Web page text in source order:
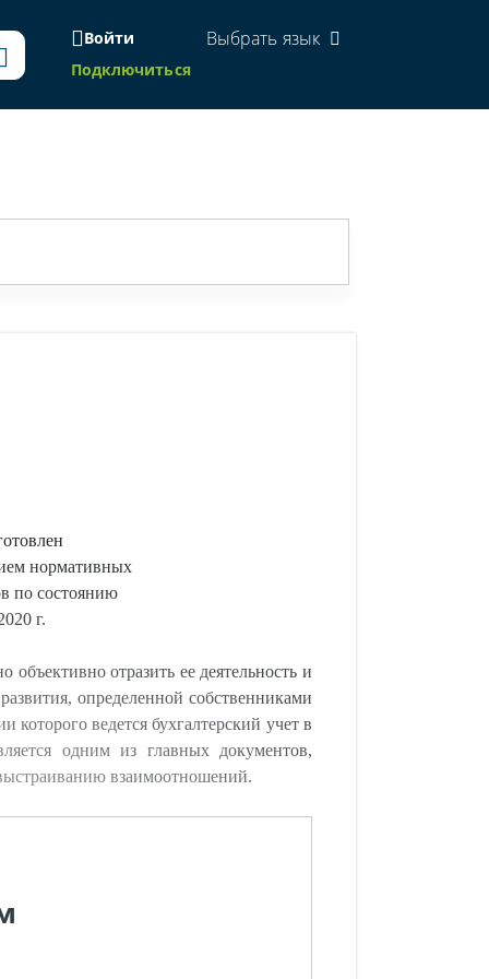
Войти
Подключиться
Выбрать язык
нормативных
по состоянию
г.
отразить ее деятельность и
определенной собственниками
ведется бухгалтерский учет в
одним из главных документов,
взаимоотношений.